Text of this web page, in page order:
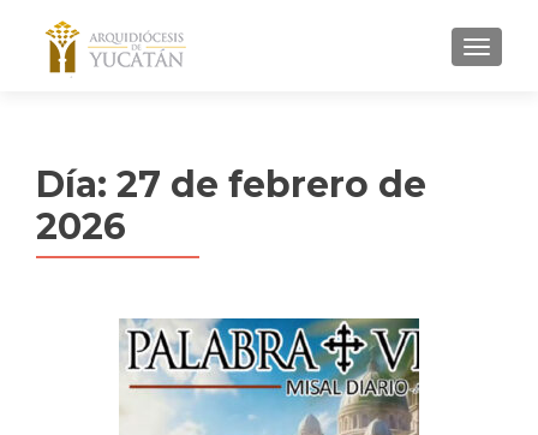
MENU
Día: 27 de febrero de
2026